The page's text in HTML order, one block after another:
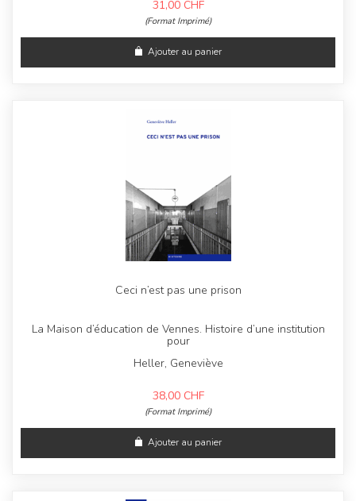
31,00 CHF
(Format Imprimé)
Ajouter au panier
Ceci n’est pas une prison
La Maison d’éducation de Vennes. Histoire d’une institution
pour
Heller, Geneviève
38,00 CHF
(Format Imprimé)
Ajouter au panier